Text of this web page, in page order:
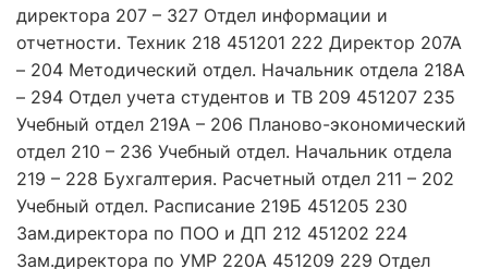
директора 207 – 327 Отдел информации и
отчетности. Техник 218 451201 222 Директор 207А
– 204 Методический отдел. Начальник отдела 218А
– 294 Отдел учета студентов и ТВ 209 451207 235
Учебный отдел 219А – 206 Планово-экономический
отдел 210 – 236 Учебный отдел. Начальник отдела
219 – 228 Бухгалтерия. Расчетный отдел 211 – 202
Учебный отдел. Расписание 219Б 451205 230
Зам.директора по ПОО и ДП 212 451202 224
Зам.директора по УМР 220А 451209 229 Отдел